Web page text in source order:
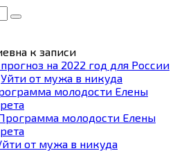
к записи
на 2022 год для России
Уйти от мужа в никуда
молодости Елены
молодости Елены
от мужа в никуда